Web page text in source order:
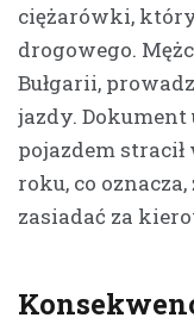
ciężarówki,
drogowego.
Bułgarii,
jazdy.
pojazdem stracił
roku, co
zasiadać za